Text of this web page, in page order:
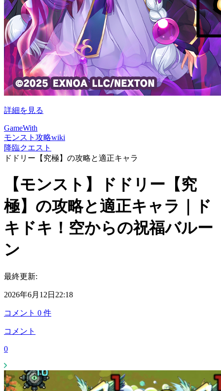
詳細を見る
GameWith
モンスト攻略wiki
降臨クエスト
ドドリー【究極】の攻略と適正キャラ
【モンスト】ドドリー【究
極】の攻略と適正キャラ｜ド
キドキ！空からの祝福バルー
ン
最終更新:
2026年6月12日22:18
コメント 0 件
コメント
0